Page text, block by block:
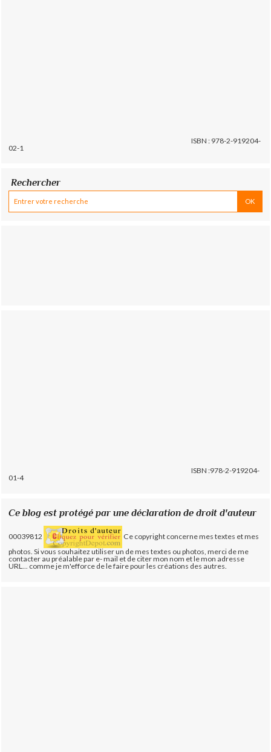
ISBN : 978-2-919204-
02-1
Rechercher
ISBN :978-2-919204-
01-4
Ce blog est protégé par une déclaration de droit d'auteur
00039812
Ce copyright concerne mes textes et mes
photos. Si vous souhaitez utiliser un de mes textes ou photos, merci de me
contacter au préalable par e- mail et de citer mon nom et le mon adresse
URL... comme je m'efforce de le faire pour les créations des autres.